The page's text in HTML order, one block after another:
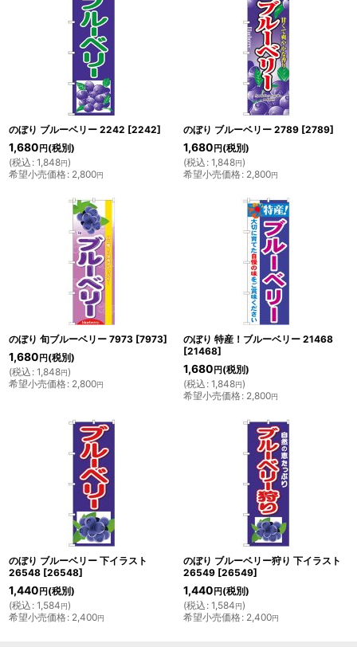
のぼり ブルーベリー 2242 [2242]
1,680 円 (税別)
(税込 : 1,848円)
希望小売価格: 2,800円
のぼり ブルーベリー 2789 [2789]
1,680 円 (税別)
(税込 : 1,848円)
希望小売価格: 2,800円
のぼり 旬ブルーベリー 7973 [7973]
1,680 円 (税別)
(税込 : 1,848円)
希望小売価格: 2,800円
のぼり 特産！ブルーベリー 21468
[21468]
1,680 円 (税別)
(税込 : 1,848円)
希望小売価格: 2,800円
のぼり ブルーベリー 下イラスト
26548 [26548]
1,440 円 (税別)
(税込 : 1,584円)
希望小売価格: 2,400円
のぼり ブルーベリー狩り 下イラスト
26549 [26549]
1,440 円 (税別)
(税込 : 1,584円)
希望小売価格: 2,400円